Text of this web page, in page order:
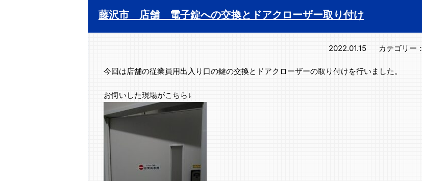
藤沢市 店舗 電子錠への交換とドアクローザー取り付け
2022.01.15 カテゴリー：
今回は店舗の従業員用出入り口の鍵の交換とドアクローザーの取り付けを行いました。
お伺いした現場がこちら↓